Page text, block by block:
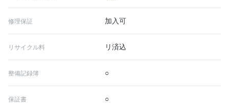
修理保証 加入可
リサイクル料 リ済込
整備記録簿 ○
保証書 ○